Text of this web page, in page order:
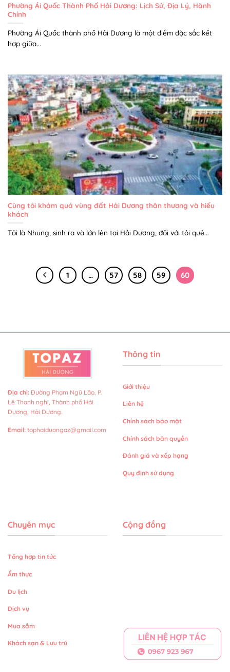
Phường Ái Quốc Thành Phố Hải Dương: Lịch Sử, Địa Lý, Hành
Chính
Phường Ái Quốc thành phố Hải Dương là một điểm đặc sắc kết
hợp giữa...
Cùng tôi khám quá vùng đất Hải Dương thân thương và hiếu
khách
Tôi là Nhung, sinh ra và lớn lên tại Hải Dương, đối với tôi quê...
1 … 57 58 59 60
Địa chỉ: Đường Phạm Ngũ Lão, P.
Lê Thanh nghị, Thành phố Hải
Dương, Hải Dương.
Email: tophaiduongaz@gmail.com
Thông tin
Giới thiệu
Liên hệ
Chính sách bảo mật
Chính sách bản quyền
Đánh giá và xếp hạng
Quy định sử dụng
Chuyên mục
Tổng hợp tin tức
Ẩm thực
Du lịch
Dịch vụ
Mua sắm
Khách sạn & Lưu trú
Cộng đồng